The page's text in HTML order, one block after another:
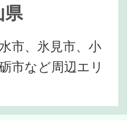
県
市、氷見市、小
市など周辺エリ